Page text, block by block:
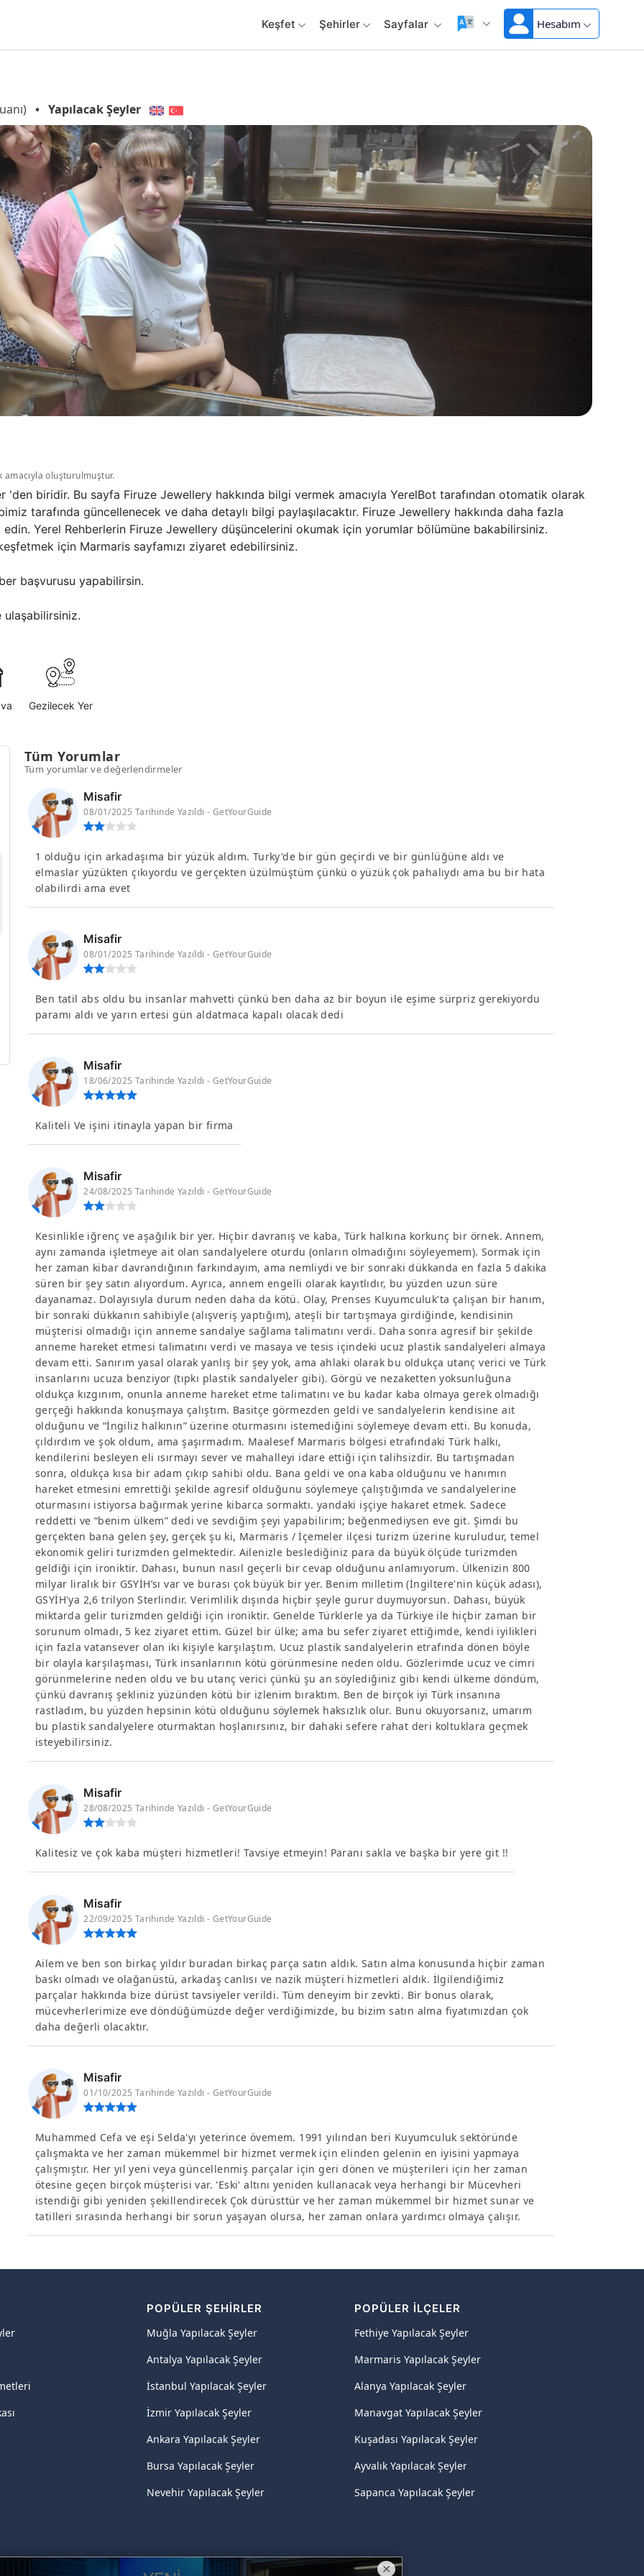
Keşfet Şehirler Sayfalar Hesabım
• Yapılacak Şeyler
oluşturulmuştur.
'den biridir. Bu sayfa Firuze Jewellery hakkında bilgi vermek amacıyla YerelBot tarafından otomatik olarak
tarafında güncellenecek ve daha detaylı bilgi paylaşılacaktır. Firuze Jewellery hakkında daha fazla
Yerel Rehberlerin Firuze Jewellery düşüncelerini okumak için yorumlar bölümüne bakabilirsiniz.
için Marmaris sayfamızı ziyaret edebilirsiniz.
başvurusu yapabilirsin.
ulaşabilirsiniz.
Gezilecek Yer
Tüm Yorumlar
Tüm yorumlar ve değerlendirmeler
Misafir
08/01/2025 Tarihinde Yazıldı - GetYourGuide
1 olduğu için arkadaşıma bir yüzük aldım. Turky'de bir gün geçirdi ve bir günlüğüne aldı ve
elmaslar yüzükten çıkıyordu ve gerçekten üzülmüştüm çünkü o yüzük çok pahalıydı ama bu bir hata
olabilirdi ama evet
Misafir
08/01/2025 Tarihinde Yazıldı - GetYourGuide
Ben tatil abs oldu bu insanlar mahvetti çünkü ben daha az bir boyun ile eşime sürpriz gerekiyordu
paramı aldı ve yarın ertesi gün aldatmaca kapalı olacak dedi
Misafir
18/06/2025 Tarihinde Yazıldı - GetYourGuide
Kaliteli Ve işini itinayla yapan bir firma
Misafir
24/08/2025 Tarihinde Yazıldı - GetYourGuide
Kesinlikle iğrenç ve aşağılık bir yer. Hiçbir davranış ve kaba, Türk halkına korkunç bir örnek. Annem,
aynı zamanda işletmeye ait olan sandalyelere oturdu (onların olmadığını söyleyemem). Sormak için
her zaman kibar davrandığının farkındayım, ama nemliydi ve bir sonraki dükkanda en fazla 5 dakika
süren bir şey satın alıyordum. Ayrıca, annem engelli olarak kayıtlıdır, bu yüzden uzun süre
dayanamaz. Dolayısıyla durum neden daha da kötü. Olay, Prenses Kuyumculuk'ta çalışan bir hanım,
bir sonraki dükkanın sahibiyle (alışveriş yaptığım), ateşli bir tartışmaya girdiğinde, kendisinin
müşterisi olmadığı için anneme sandalye sağlama talimatını verdi. Daha sonra agresif bir şekilde
anneme hareket etmesi talimatını verdi ve masaya ve tesis içindeki ucuz plastik sandalyeleri almaya
devam etti. Sanırım yasal olarak yanlış bir şey yok, ama ahlaki olarak bu oldukça utanç verici ve Türk
insanlarını ucuza benziyor (tıpkı plastik sandalyeler gibi). Görgü ve nezaketten yoksunluğuna
oldukça kızgınım, onunla anneme hareket etme talimatını ve bu kadar kaba olmaya gerek olmadığı
gerçeği hakkında konuşmaya çalıştım. Basitçe görmezden geldi ve sandalyelerin kendisine ait
olduğunu ve “İngiliz halkının” üzerine oturmasını istemediğini söylemeye devam etti. Bu konuda,
çıldırdım ve şok oldum, ama şaşırmadım. Maalesef Marmaris bölgesi etrafındaki Türk halkı,
kendilerini besleyen eli ısırmayı sever ve mahalleyi idare ettiği için talihsizdir. Bu tartışmadan
sonra, oldukça kısa bir adam çıkıp sahibi oldu. Bana geldi ve ona kaba olduğunu ve hanımın
hareket etmesini emrettiği şekilde agresif olduğunu söylemeye çalıştığımda ve sandalyelerine
oturmasını istiyorsa bağırmak yerine kibarca sormaktı. yandaki işçiye hakaret etmek. Sadece
reddetti ve “benim ülkem” dedi ve sevdiğim şeyi yapabilirim; beğenmediysen eve git. Şimdi bu
gerçekten bana gelen şey, gerçek şu ki, Marmaris / İçemeler ilçesi turizm üzerine kuruludur, temel
ekonomik geliri turizmden gelmektedir. Ailenizle beslediğiniz para da büyük ölçüde turizmden
geldiği için ironiktir. Dahası, bunun nasıl geçerli bir cevap olduğunu anlamıyorum. Ülkenizin 800
milyar liralık bir GSYİH’sı var ve burası çok büyük bir yer. Benim milletim (İngiltere'nin küçük adası),
GSYİH'ya 2,6 trilyon Sterlindir. Verimlilik dışında hiçbir şeyle gurur duymuyorsun. Dahası, büyük
miktarda gelir turizmden geldiği için ironiktir. Genelde Türklerle ya da Türkiye ile hiçbir zaman bir
sorunum olmadı, 5 kez ziyaret ettim. Güzel bir ülke; ama bu sefer ziyaret ettiğimde, kendi iyilikleri
için fazla vatansever olan iki kişiyle karşılaştım. Ucuz plastik sandalyelerin etrafında dönen böyle
bir olayla karşılaşması, Türk insanlarının kötü görünmesine neden oldu. Gözlerimde ucuz ve cimri
görünmelerine neden oldu ve bu utanç verici çünkü şu an söylediğiniz gibi kendi ülkeme döndüm,
çünkü davranış şekliniz yüzünden kötü bir izlenim bıraktım. Ben de birçok iyi Türk insanına
rastladım, bu yüzden hepsinin kötü olduğunu söylemek haksızlık olur. Bunu okuyorsanız, umarım
bu plastik sandalyelere oturmaktan hoşlanırsınız, bir dahaki sefere rahat deri koltuklara geçmek
isteyebilirsiniz.
Misafir
28/08/2025 Tarihinde Yazıldı - GetYourGuide
Kalitesiz ve çok kaba müşteri hizmetleri! Tavsiye etmeyin! Paranı sakla ve başka bir yere git !!
Misafir
22/09/2025 Tarihinde Yazıldı - GetYourGuide
Ailem ve ben son birkaç yıldır buradan birkaç parça satın aldık. Satın alma konusunda hiçbir zaman
baskı olmadı ve olağanüstü, arkadaş canlısı ve nazik müşteri hizmetleri aldık. İlgilendiğimiz
parçalar hakkında bize dürüst tavsiyeler verildi. Tüm deneyim bir zevkti. Bir bonus olarak,
mücevherlerimize eve döndüğümüzde değer verdiğimizde, bu bizim satın alma fiyatımızdan çok
daha değerli olacaktır.
Misafir
01/10/2025 Tarihinde Yazıldı - GetYourGuide
Muhammed Cefa ve eşi Selda'yı yeterince övemem. 1991 yılından beri Kuyumculuk sektöründe
çalışmakta ve her zaman mükemmel bir hizmet vermek için elinden gelenin en iyisini yapmaya
çalışmıştır. Her yıl yeni veya güncellenmiş parçalar için geri dönen ve müşterileri için her zaman
ötesine geçen birçok müşterisi var. 'Eski' altını yeniden kullanacak veya herhangi bir Mücevheri
istendiği gibi yeniden şekillendirecek Çok dürüsttür ve her zaman mükemmel bir hizmet sunar ve
tatilleri sırasında herhangi bir sorun yaşayan olursa, her zaman onlara yardımcı olmaya çalışır.
POPÜLER ŞEHIRLER
Muğla Yapılacak Şeyler
Antalya Yapılacak Şeyler
İstanbul Yapılacak Şeyler
İzmir Yapılacak Şeyler
Ankara Yapılacak Şeyler
Bursa Yapılacak Şeyler
Nevehir Yapılacak Şeyler
POPÜLER İLÇELER
Fethiye Yapılacak Şeyler
Marmaris Yapılacak Şeyler
Alanya Yapılacak Şeyler
Manavgat Yapılacak Şeyler
Kuşadası Yapılacak Şeyler
Ayvalık Yapılacak Şeyler
Sapanca Yapılacak Şeyler